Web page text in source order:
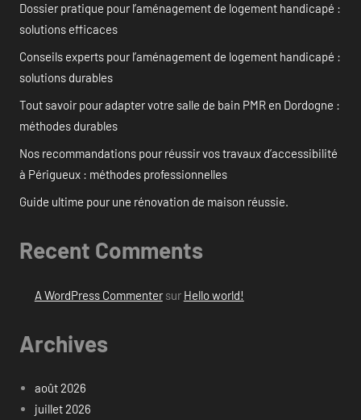
Dossier pratique pour l’aménagement de logement handicapé :
solutions efficaces
Conseils experts pour l’aménagement de logement handicapé :
solutions durables
Tout savoir pour adapter votre salle de bain PMR en Dordogne :
méthodes durables
Nos recommandations pour réussir vos travaux d’accessibilité
à Périgueux : méthodes professionnelles
Guide ultime pour une rénovation de maison réussie.
Recent Comments
A WordPress Commentersur Hello world!
Archives
août 2026
juillet 2026